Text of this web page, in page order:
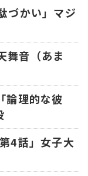
づかい」マジ
舞音（あま
論理的な彼
4話」女子大